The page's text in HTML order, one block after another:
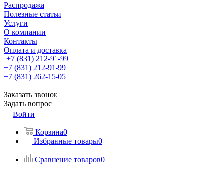
Распродажа
Полезные статьи
Услуги
О компании
Контакты
Оплата и доставка
+7 (831) 212-91-99
+7 (831) 212-91-99
+7 (831) 262-15-05
Заказать звонок
Задать вопрос
Войти
Корзина0
Избранные товары0
Сравнение товаров0